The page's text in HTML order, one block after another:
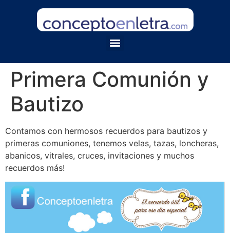
Primera Comunión y
Bautizo
Contamos con hermosos recuerdos para bautizos y
primeras comuniones, tenemos velas, tazas, loncheras,
abanicos, vitrales, cruces, invitaciones y muchos
recuerdos más!